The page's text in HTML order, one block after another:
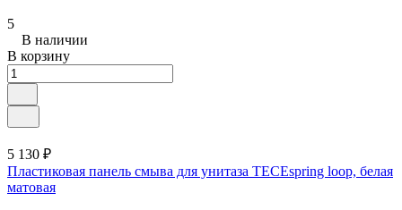
5
В наличии
В корзину
5 130 ₽
Пластиковая панель смыва для унитаза TECEspring loop, белая
матовая